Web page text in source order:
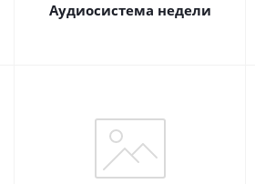
Аудиосистема недели